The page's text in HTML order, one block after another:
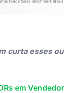
curta esses
em